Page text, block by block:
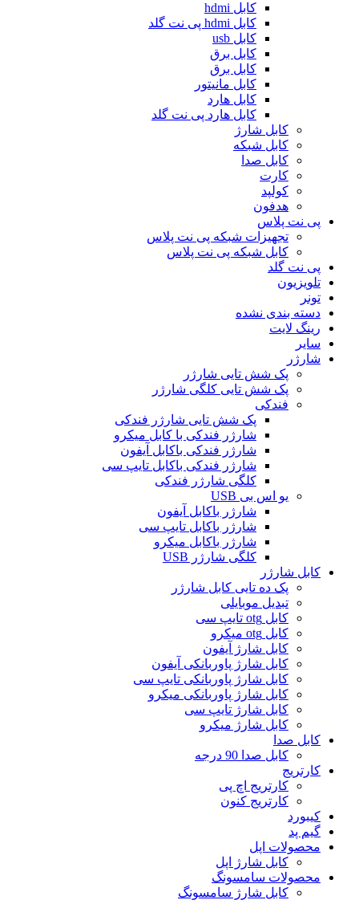
کابل hdmi
کابل hdmi پی نت گلد
کابل usb
کابل برق
کابل برق
کابل مانیتور
کابل هارد
کابل هارد پی نت گلد
کابل شارژ
کابل شبکه
کابل صدا
کارت
کولپد
هدفون
پی نت پلاس
تجهیزات شبکه پی نت پلاس
کابل شبکه پی نت پلاس
پی نت گلد
تلویزیون
تونر
دسته بندی نشده
رینگ لایت
سایر
شارژر
پک شش تایی شارژر
پک شش تایی کلگی شارژر
فندکی
پک شش تایی شارژر فندکی
شارژر فندکی با کابل میکرو
شارژر فندکی باکابل آیفون
شارژر فندکی باکابل تایپ سی
کلگی شارژر فندکی
یو اس بی USB
شارژر باکابل آیفون
شارژر باکابل تایپ سی
شارژر باکابل میکرو
کلگی شارژر USB
کابل شارژر
پک ده تایی کابل شارژر
تبدیل موبایلی
کابل otg تایپ سی
کابل otg میکرو
کابل شارژ آیفون
کابل شارژ پاوربانکی آیفون
کابل شارژ پاوربانکی تایپ سی
کابل شارژ پاوربانکی میکرو
کابل شارژ تایپ سی
کابل شارژ میکرو
کابل صدا
کابل صدا 90 درجه
کارتریج
کارتریج اچ پی
کارتریج کنون
کیبورد
گیم پد
محصولات اپل
کابل شارژ اپل
محصولات سامسونگ
کابل شارژ سامسونگ